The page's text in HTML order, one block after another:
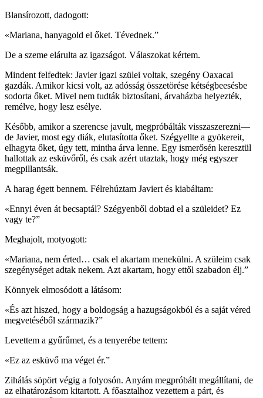
Blansírozott, dadogott:
«Mariana, hanyagold el őket. Tévednek.”
De a szeme elárulta az igazságot. Válaszokat kértem.
Mindent felfedtek: Javier igazi szülei voltak, szegény Oaxacai
gazdák. Amikor kicsi volt, az adósság összetörése kétségbeesésbe
sodorta őket. Mivel nem tudták biztosítani, árvaházba helyezték,
remélve, hogy lesz esélye.
Később, amikor a szerencse javult, megpróbálták visszaszerezni—
de Javier, most egy diák, elutasította őket. Szégyellte a gyökereit,
elhagyta őket, úgy tett, mintha árva lenne. Egy ismerősén keresztül
hallottak az esküvőről, és csak azért utaztak, hogy még egyszer
megpillantsák.
A harag égett bennem. Félrehúztam Javiert és kiabáltam:
«Ennyi éven át becsaptál? Szégyenből dobtad el a szüleidet? Ez
vagy te?”
Meghajolt, motyogott:
«Mariana, nem érted… csak el akartam menekülni. A szüleim csak
szegénységet adtak nekem. Azt akartam, hogy ettől szabadon élj.”
Könnyek elmosódott a látásom:
«És azt hiszed, hogy a boldogság a hazugságokból és a saját véred
megvetéséből származik?”
Levettem a gyűrűmet, és a tenyerébe tettem:
«Ez az esküvő ma véget ér.”
Zihálás söpört végig a folyosón. Anyám megpróbált megállítani, de
az elhatározásom kitartott. A főasztalhoz vezettem a párt, és